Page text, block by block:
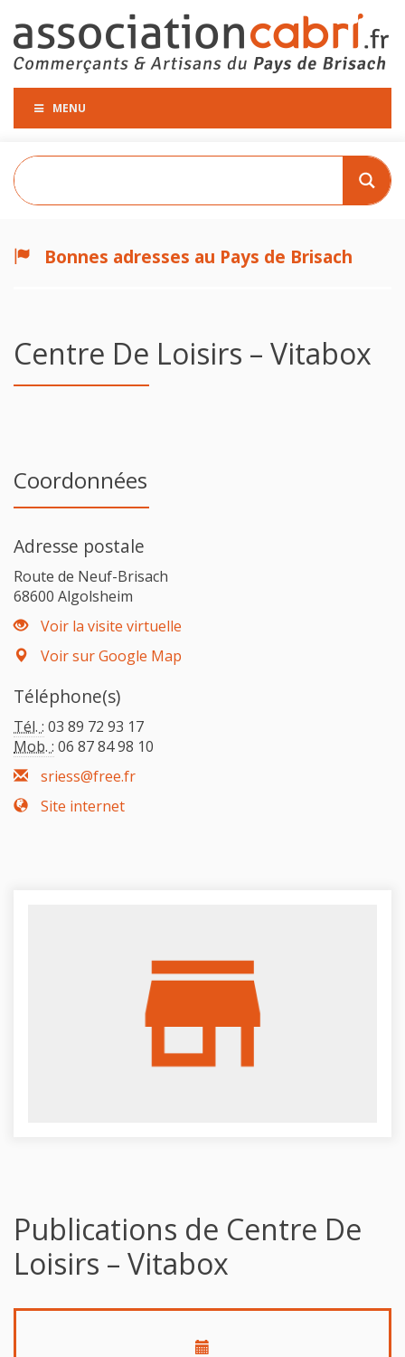
MENU
Bonnes adresses au Pays de Brisach
Centre De Loisirs – Vitabox
Coordonnées
Adresse postale
Route de Neuf-Brisach
68600 Algolsheim
Voir la visite virtuelle
Voir sur Google Map
Téléphone(s)
Tél. : 03 89 72 93 17
Mob. : 06 87 84 98 10
sriess@free.fr
Site internet
Publications de Centre De
Loisirs – Vitabox